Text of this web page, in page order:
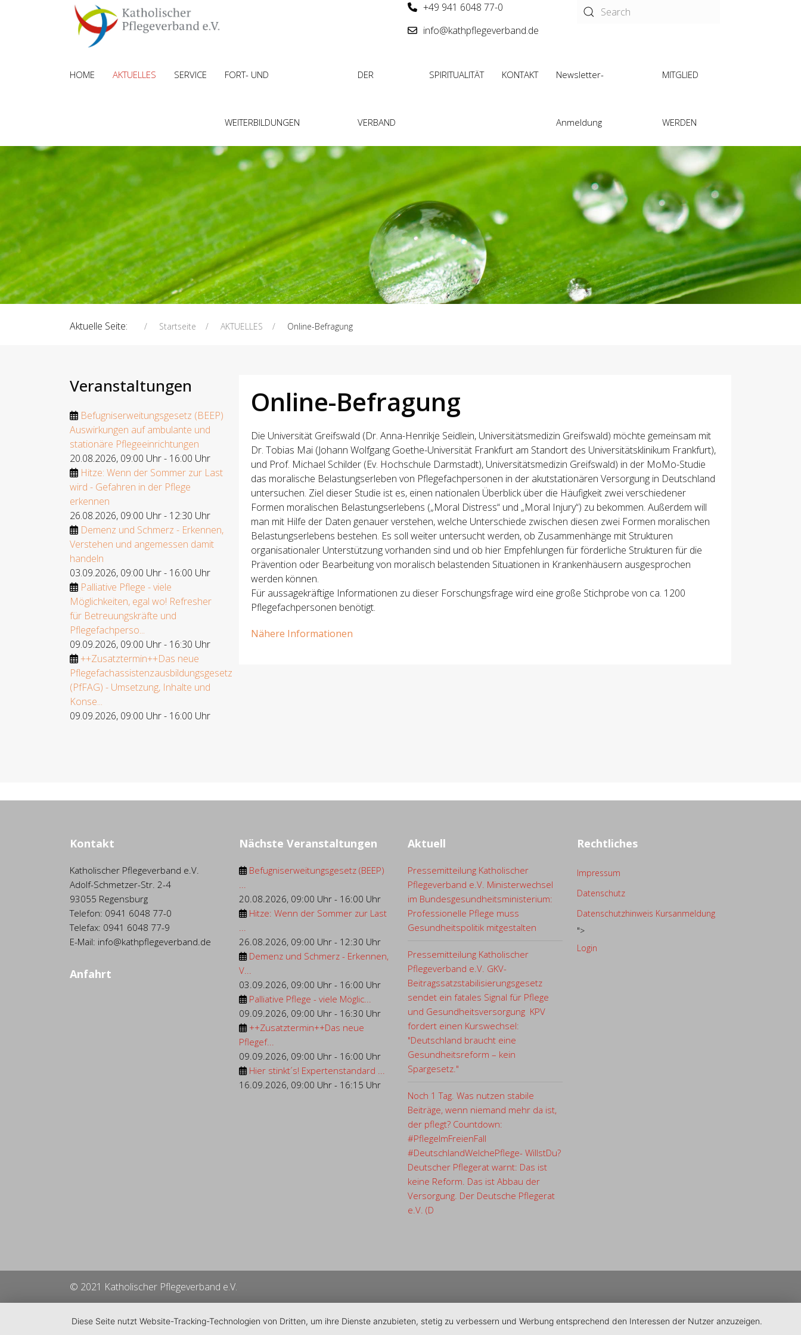
+49 941 6048 77-0
info@kathpflegeverband.de
HOME AKTUELLES SERVICE FORT- UND
WEITERBILDUNGEN
DER
VERBAND
SPIRITUALITÄT KONTAKT Newsletter-
Anmeldung
MITGLIED
WERDEN
Aktuelle Seite: Startseite AKTUELLES Online-Befragung
Veranstaltungen
Befugniserweitungsgesetz (BEEP)
Auswirkungen auf ambulante und
stationäre Pflegeeinrichtungen
20.08.2026, 09:00 Uhr- 16:00 Uhr
Hitze: Wenn der Sommer zur Last
wird - Gefahren in der Pflege
erkennen
26.08.2026, 09:00 Uhr- 12:30 Uhr
Demenz und Schmerz - Erkennen,
Verstehen und angemessen damit
handeln
03.09.2026, 09:00 Uhr- 16:00 Uhr
Palliative Pflege - viele
Möglichkeiten, egal wo! Refresher
für Betreuungskräfte und
Pflegefachperso...
09.09.2026, 09:00 Uhr- 16:30 Uhr
++Zusatztermin++Das neue
Pflegefachassistenzausbildungsgesetz
(PfFAG) - Umsetzung, Inhalte und
Konse...
09.09.2026, 09:00 Uhr- 16:00 Uhr
Online-Befragung
Die Universität Greifswald (Dr. Anna-Henrikje Seidlein, Universitätsmedizin Greifswald) möchte gemeinsam mit
Dr. Tobias Mai (Johann Wolfgang Goethe-Universität Frankfurt am Standort des Universitätsklinikum Frankfurt),
und Prof. Michael Schilder (Ev. Hochschule Darmstadt), Universitätsmedizin Greifswald) in der MoMo-Studie
das moralische Belastungserleben von Pflegefachpersonen in der akutstationären Versorgung in Deutschland
untersuchen. Ziel dieser Studie ist es, einen nationalen Überblick über die Häufigkeit zwei verschiedener
Formen moralischen Belastungserlebens („Moral Distress“ und „Moral Injury“) zu bekommen. Außerdem will
man mit Hilfe der Daten genauer verstehen, welche Unterschiede zwischen diesen zwei Formen moralischen
Belastungserlebens bestehen. Es soll weiter untersucht werden, ob Zusammenhänge mit Strukturen
organisationaler Unterstützung vorhanden sind und ob hier Empfehlungen für förderliche Strukturen für die
Prävention oder Bearbeitung von moralisch belastenden Situationen in Krankenhäusern ausgesprochen
werden können.
Für aussagekräftige Informationen zu dieser Forschungsfrage wird eine große Stichprobe von ca. 1200
Pflegefachpersonen benötigt.
Nähere Informationen
Kontakt
Katholischer Pflegeverband e.V.
Adolf-Schmetzer-Str. 2-4
93055 Regensburg
Telefon: 0941 6048 77-0
Telefax: 0941 6048 77-9
E-Mail: info@kathpflegeverband.de
Anfahrt
Nächste Veranstaltungen
Befugniserweitungsgesetz (BEEP)
20.08.2026, 09:00 Uhr- 16:00 Uhr
Hitze: Wenn der Sommer zur Last
26.08.2026, 09:00 Uhr- 12:30 Uhr
Demenz und Schmerz - Erkennen,
V...
03.09.2026, 09:00 Uhr- 16:00 Uhr
Palliative Pflege - viele Möglic...
09.09.2026, 09:00 Uhr- 16:30 Uhr
++Zusatztermin++Das neue
Pflegef...
09.09.2026, 09:00 Uhr- 16:00 Uhr
Hier stinkt´s! Expertenstandard ...
16.09.2026, 09:00 Uhr- 16:15 Uhr
Aktuell
Pressemitteilung Katholischer
Pflegeverband e.V. Ministerwechsel
im Bundesgesundheitsministerium:
Professionelle Pflege muss
Gesundheitspolitik mitgestalten
Pressemitteilung Katholischer
Pflegeverband e.V. GKV-
Beitragssatzstabilisierungsgesetz
sendet ein fatales Signal für Pflege
und Gesundheitsversorgung KPV
fordert einen Kurswechsel:
"Deutschland braucht eine
Gesundheitsreform – kein
Spargesetz."
Noch 1 Tag. Was nutzen stabile
Beiträge, wenn niemand mehr da ist,
der pflegt? Countdown:
#PflegeImFreienFall
#DeutschlandWelchePflege- WillstDu?
Deutscher Pflegerat warnt: Das ist
keine Reform. Das ist Abbau der
Versorgung. Der Deutsche Pflegerat
e.V. (D
Rechtliches
Impressum
Datenschutz
Datenschutzhinweis Kursanmeldung
">
Login
© 2021 Katholischer Pflegeverband e.V.
Diese Seite nutzt Website-Tracking-Technologien von Dritten, um ihre Dienste anzubieten, stetig zu verbessern und Werbung entsprechend den Interessen der Nutzer anzuzeigen.